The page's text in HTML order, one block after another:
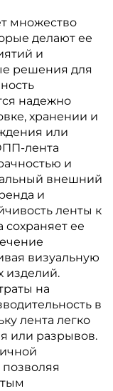
множество
делают ее
и
решения для
надежно
хранении и
или
лента
и
внешний
и
ленты к
ее
визуальную
изделий.
на
в
лента легко
или разрывов.